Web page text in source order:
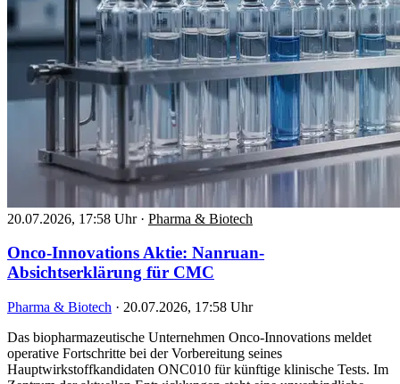
20.07.2026, 17:58 Uhr · Pharma & Biotech
Onco-Innovations Aktie: Nanruan-
Absichtserklärung für CMC
Pharma & Biotech · 20.07.2026, 17:58 Uhr
Das biopharmazeutische Unternehmen Onco-Innovations meldet
operative Fortschritte bei der Vorbereitung seines
Hauptwirkstoffkandidaten ONC010 für künftige klinische Tests. Im